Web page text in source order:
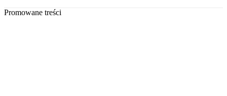
Promowane treści